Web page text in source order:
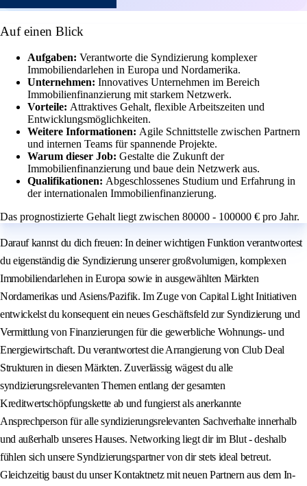
Auf einen Blick
Aufgaben: Verantworte die Syndizierung komplexer
Immobiliendarlehen in Europa und Nordamerika.
Unternehmen: Innovatives Unternehmen im Bereich
Immobilienfinanzierung mit starkem Netzwerk.
Vorteile: Attraktives Gehalt, flexible Arbeitszeiten und
Entwicklungsmöglichkeiten.
Weitere Informationen: Agile Schnittstelle zwischen Partnern
und internen Teams für spannende Projekte.
Warum dieser Job: Gestalte die Zukunft der
Immobilienfinanzierung und baue dein Netzwerk aus.
Qualifikationen: Abgeschlossenes Studium und Erfahrung in
der internationalen Immobilienfinanzierung.
Das prognostizierte Gehalt liegt zwischen 80000 - 100000 € pro Jahr.
Darauf kannst du dich freuen: In deiner wichtigen Funktion verantwortest
du eigenständig die Syndizierung unserer großvolumigen, komplexen
Immobiliendarlehen in Europa sowie in ausgewählten Märkten
Nordamerikas und Asiens/Pazifik. Im Zuge von Capital Light Initiativen
entwickelst du konsequent ein neues Geschäftsfeld zur Syndizierung und
Vermittlung von Finanzierungen für die gewerbliche Wohnungs- und
Energiewirtschaft. Du verantwortest die Arrangierung von Club Deal
Strukturen in diesen Märkten. Zuverlässig wägest du alle
syndizierungsrelevanten Themen entlang der gesamten
Kreditwertschöpfungskette ab und fungierst als anerkannte
Ansprechperson für alle syndizierungsrelevanten Sachverhalte innerhalb
und außerhalb unseres Hauses. Networking liegt dir im Blut - deshalb
fühlen sich unsere Syndizierungspartner von dir stets ideal betreut.
Gleichzeitig baust du unser Kontaktnetz mit neuen Partnern aus dem In-